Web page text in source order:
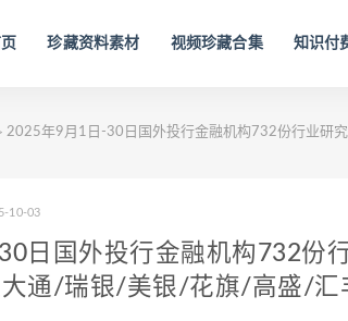
珍藏资料素材 视频珍藏合集 知识付
2025年9月1日-30日国外投行金融机构732份行业研
10-03
日国外投行金融机构732份
大通/瑞银/美银/花旗/高盛/